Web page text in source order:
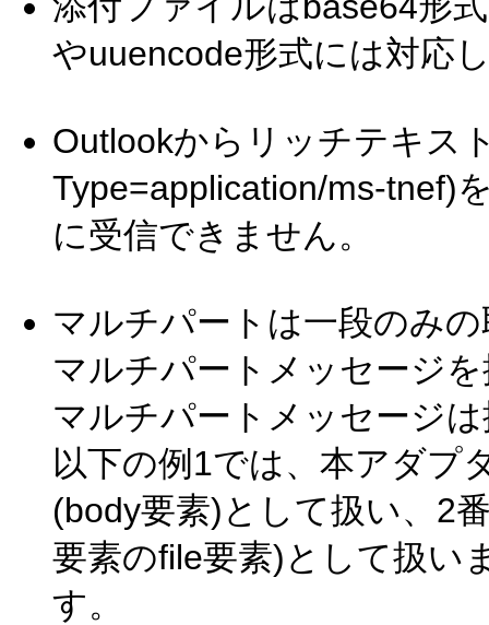
やuuencode形式には対応
Outlookからリッチテキス
Type=application/ms-tnef)
に受信できません。
マルチパートは一段のみ
マルチパートメッセージ
マルチパートメッセージ
以下の例1では、本アダプ
(body要素)として扱い、2
要素のfile要素)として扱い
す。